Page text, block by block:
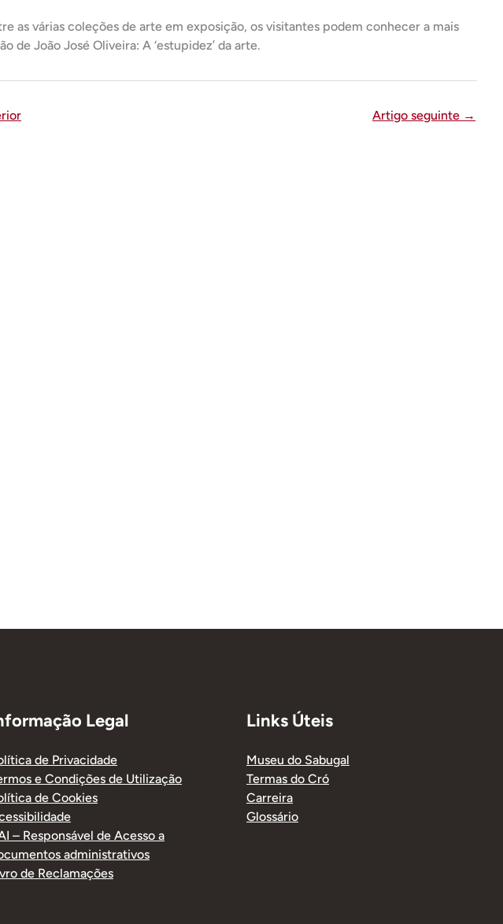
as várias coleções de arte em exposição, os visitantes podem conhecer a mais
de João José Oliveira: A ‘estupidez’ da arte.
Artigo seguinte →
Legal
de Privacidade
e Condições de Utilização
de Cookies
– Responsável de Acesso a
administrativos
de Reclamações
Links Úteis
Museu do Sabugal
Termas do Cró
Carreira
Glossário